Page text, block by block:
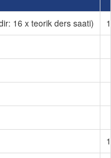
16 x teorik ders saati)